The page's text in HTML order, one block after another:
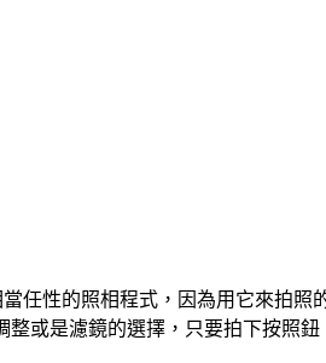
當任性的照相程式，因為用它來拍
整或是濾鏡的選擇，只要拍下按照